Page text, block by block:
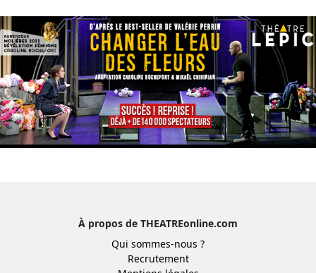
À propos de THEATREonline.com
Qui sommes-nous ?
Recrutement